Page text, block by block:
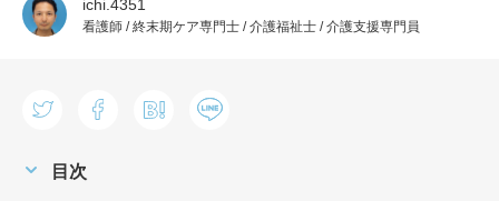
ichi.4351
看護師 / 終末期ケア専門士 / 介護福祉士 / 介護支援専門員
目次